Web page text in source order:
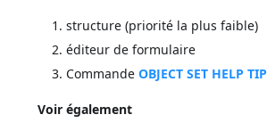
structure (priorité la plus faible)
éditeur de formulaire
CommandeOBJECT SET HELP TIP
Voir également